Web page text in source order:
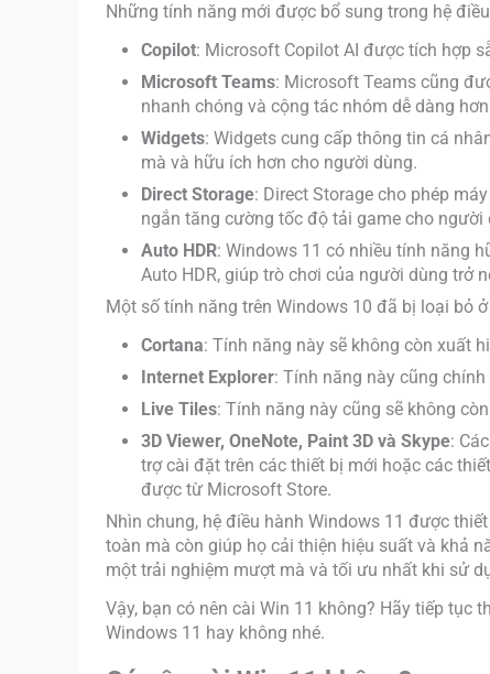
Những tính năng mới được bổ sung trong hệ
Copilot: Microsoft Copilot AI được tích hợp
Microsoft Teams: Microsoft Teams cũng
nhanh chóng và cộng tác nhóm dễ dàng
Widgets: Widgets cung cấp thông tin cá
mà và hữu ích hơn cho người dùng.
Direct Storage: Direct Storage cho phép
ngắn tăng cường tốc độ tải game cho người
Auto HDR: Windows 11 có nhiều tính năng
Auto HDR, giúp trò chơi của người dùng trở
Một số tính năng trên Windows 10 đã bị loại bỏ
Cortana: Tính năng này sẽ không còn xuất
Internet Explorer: Tính năng này cũng
Live Tiles: Tính năng này cũng sẽ không
3D Viewer, OneNote, Paint 3D và Skype:
trợ cài đặt trên các thiết bị mới hoặc các
được từ Microsoft Store.
Nhìn chung, hệ điều hành Windows 11 được
toàn mà còn giúp họ cải thiện hiệu suất và khả
một trải nghiệm mượt mà và tối ưu nhất khi sử
Vậy, bạn có nên cài Win 11 không? Hãy tiếp tục
Windows 11 hay không nhé.